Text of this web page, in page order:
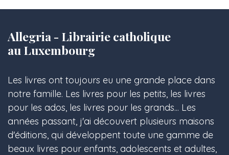
Allegria - Librairie catholique
au Luxembourg
Les livres ont toujours eu une grande place dans
notre famille. Les livres pour les petits, les livres
pour les ados, les livres pour les grands... Les
années passant, j'ai découvert plusieurs maisons
d'éditions, qui développent toute une gamme de
beaux livres pour enfants, adolescents et adultes,